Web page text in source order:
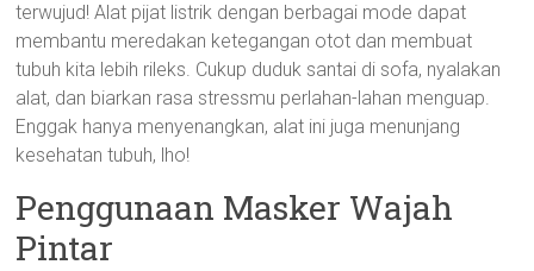
terwujud! Alat pijat listrik dengan berbagai mode dapat
membantu meredakan ketegangan otot dan membuat
tubuh kita lebih rileks. Cukup duduk santai di sofa, nyalakan
alat, dan biarkan rasa stressmu perlahan-lahan menguap.
Enggak hanya menyenangkan, alat ini juga menunjang
kesehatan tubuh, lho!
Penggunaan Masker Wajah
Pintar